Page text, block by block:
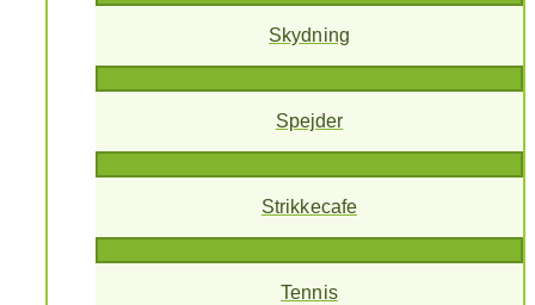
Skydning
Spejder
Strikkecafe
Tennis